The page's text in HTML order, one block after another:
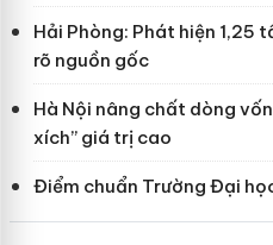
Hải Phòng: Phát hiện 1,25
rõ nguồn gốc
Hà Nội nâng chất dòng
xích” giá trị cao
Điểm chuẩn Trường Đại